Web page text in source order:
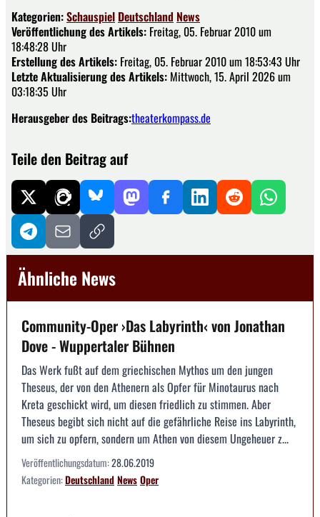
Kategorien:Schauspiel Deutschland News
Veröffentlichung des Artikels: Freitag, 05. Februar 2010 um
18:48:28 Uhr
Erstellung des Artikels: Freitag, 05. Februar 2010 um 18:53:43 Uhr
Letzte Aktualisierung des Artikels: Mittwoch, 15. April 2026 um
03:18:35 Uhr
Herausgeber des Beitrags:theaterkompass.de
Teile den Beitrag auf
Ähnliche News
Community-Oper ›Das Labyrinth‹ von Jonathan
Dove - Wuppertaler Bühnen
Das Werk fußt auf dem griechischen Mythos um den jungen
Theseus, der von den Athenern als Opfer für Minotaurus nach
Kreta geschickt wird, um diesen friedlich zu stimmen. Aber
Theseus begibt sich nicht auf die gefährliche Reise ins Labyrinth,
um sich zu opfern, sondern um Athen von diesem Ungeheuer z...
Veröffentlichungsdatum:28.06.2019
Kategorien:DeutschlandNewsOper